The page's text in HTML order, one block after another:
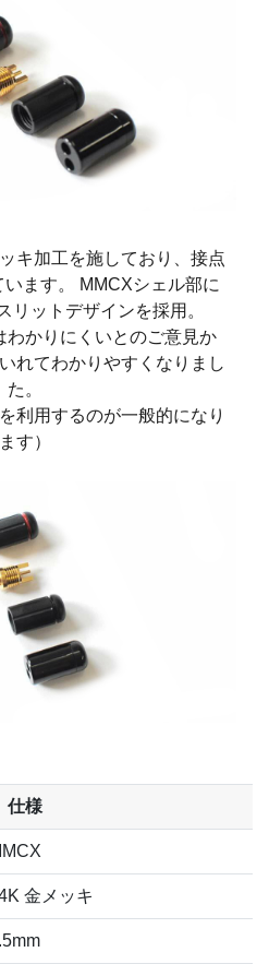
キ加工を施しており、接点
ます。 MMCXシェル部に
リットデザインを採用。
わかりにくいとのご意見か
れてわかりやすくなりまし
た。
利用するのが一般的になり
ます）
仕様
金メッキ